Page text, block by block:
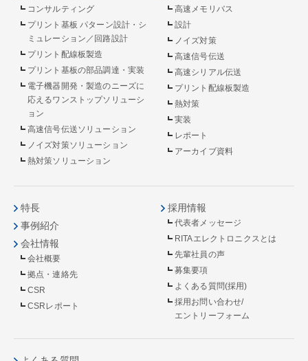
コンサルティング
プリント基板 パターン設計・シ
ミュレーション／回路設計
プリント配線板製造
プリント基板の部品調達・実装
電子機器開発・製造のニーズに
応えるワンストップソリューシ
ョン
高速信号伝送ソリューション
ノイズ対策ソリューション
熱対策ソリューション
高速メモリバス
設計
ノイズ対策
高速信号伝送
高速シリアル伝送
プリント配線板製造
熱対策
実装
レポート
アーカイブ資料
特長
事例紹介
会社情報
会社概要
拠点・連絡先
CSR
CSRレポート
採用情報
代表者メッセージ
RITAエレクトロニクスとは
先輩社員の声
募集要項
よくある質問(採用)
採用お問い合わせ/
エントリーフォーム